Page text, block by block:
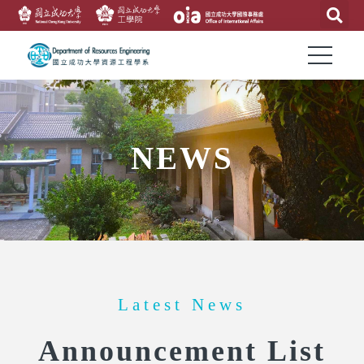
NEWS
Latest News
Announcement List